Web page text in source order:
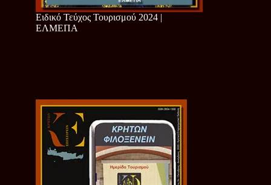
Ειδικό Τεύχος Τουρισμού 2024 |
ΕΛΜΕΠΑ